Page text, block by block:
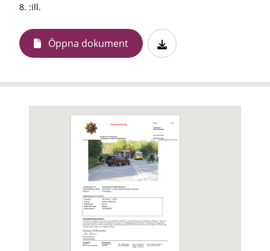
8. :ill.
Öppna dokument